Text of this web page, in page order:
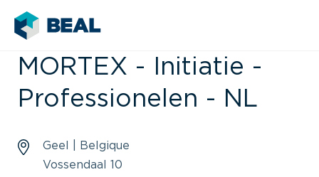
MORTEX - Initiatie -
Professionelen - NL
Geel | Belgique
Vossendaal 10